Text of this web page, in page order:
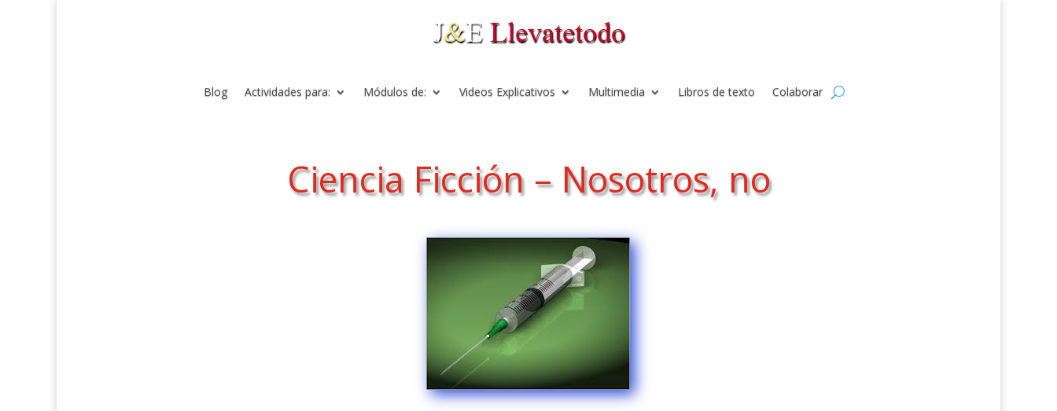
Blog Actividades para: Módulos de: Videos Explicativos Multimedia Libros de texto Colaborar
Ciencia Ficción – Nosotros, no